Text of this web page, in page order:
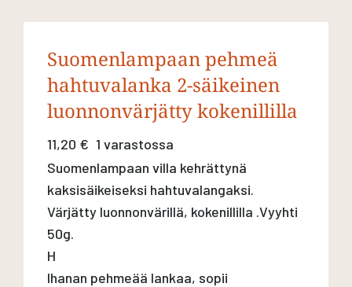
Suomenlampaan pehmeä
hahtuvalanka 2-säikeinen
luonnonvärjätty kokenillilla
11,20 € 1 varastossa
Suomenlampaan villa kehrättynä
kaksisäikeiseksi hahtuvalangaksi.
Värjätty luonnonvärillä, kokenillilla .Vyyhti
50g.
H
Ihanan pehmeää lankaa, sopii